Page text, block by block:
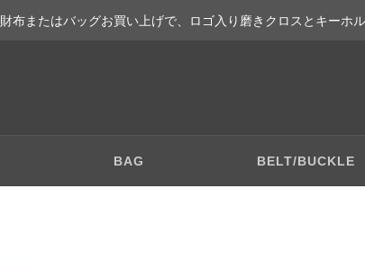
財布またはバッグお買い上げで、ロゴ入り磨きクロスとキーホ
BAG BELT/BUCKLE